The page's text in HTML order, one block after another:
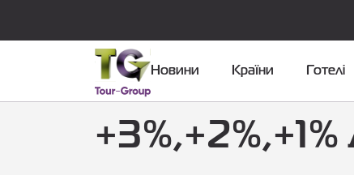
Новини Країни Готелі
+3%,+2%,+1%